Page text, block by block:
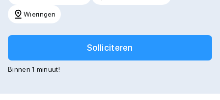
Wieringen
Solliciteren
Binnen 1 minuut!